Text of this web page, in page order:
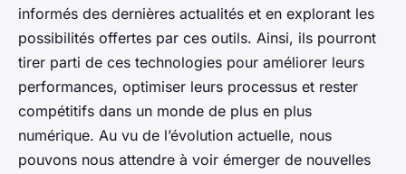
informés des dernières actualités et en explorant les
possibilités offertes par ces outils. Ainsi, ils pourront
tirer parti de ces technologies pour améliorer leurs
performances, optimiser leurs processus et rester
compétitifs dans un monde de plus en plus
numérique. Au vu de l’évolution actuelle, nous
pouvons nous attendre à voir émerger de nouvelles